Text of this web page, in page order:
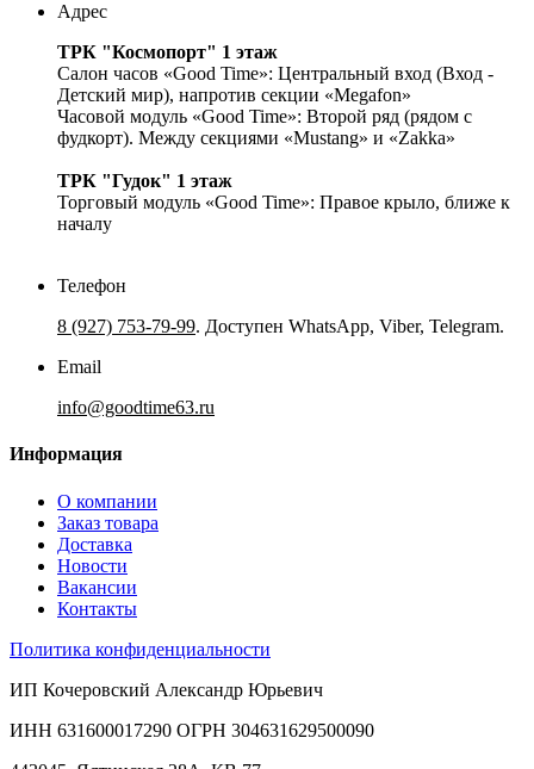
Адрес
ТРК "Космопорт" 1 этаж
Салон часов «Good Time»: Центральный вход (Вход -
Детский мир), напротив секции «Megafon»
Часовой модуль «Good Time»: Второй ряд (рядом с
фудкорт). Между секциями «Mustang» и «Zakka»
ТРК "Гудок" 1 этаж
Торговый модуль «Good Time»: Правое крыло, ближе к
началу
Телефон
8 (927) 753-79-99. Доступен WhatsApp, Viber, Telegram.
Email
info@goodtime63.ru
Информация
О компании
Заказ товара
Доставка
Новости
Вакансии
Контакты
Политика конфиденциальности
ИП Кочеровский Александр Юрьевич
ИНН 631600017290 ОГРН 304631629500090